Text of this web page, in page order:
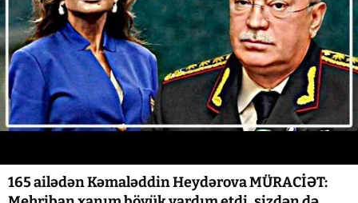
165 ailədən Kəmaləddin Heydərova MÜRACİƏT: